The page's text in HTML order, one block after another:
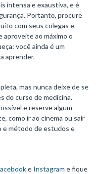
intensa e exaustiva, e é
Portanto, procure
com seus colegas e
aproveite ao máximo o
você ainda é um
aprender.
mas nunca deixe de se
do curso de medicina.
e reserve algum
como ir ao cinema ou sair
e método de estudos e
e Instagram e fique